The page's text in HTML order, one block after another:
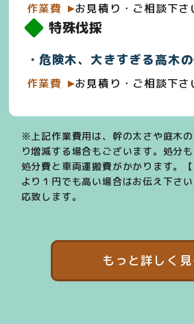
作業費 お見積り・ご相談下さ
特殊伐採
危険木、大きすぎる高木
作業費 お見積り・ご相談下さ
※上記作業費用は、幹の太さや庭木
り増減する場合もございます。処分
処分費と車両運搬費がかかります。
より１円でも高い場合はお伝え下さ
応致します。
もっと詳しく見